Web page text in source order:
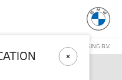
STICHD SPORTSMERCHANDISING B.V.